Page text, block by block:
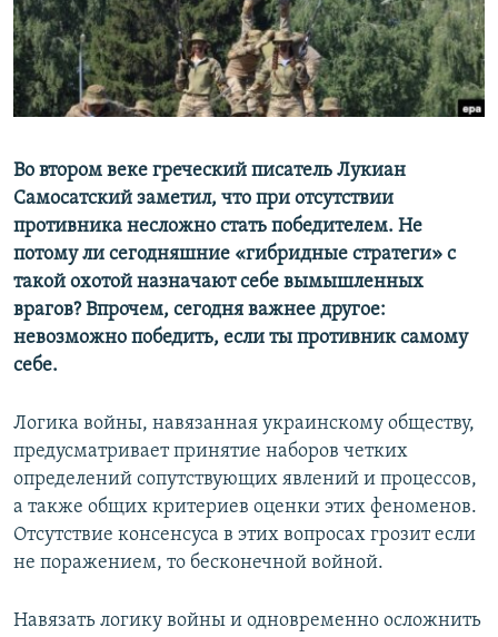
ПОБЕДИТЕЛЕЙ НЕ СУДЯТ?
КРЫМ.НЕПОКОРЕННЫЙ
ELIFBE
ПРИСОЕДИНЯЙТЕСЬ!
Все сайты RFE/RL
Во втором веке греческий писатель Лукиан
Самосатский заметил, что при отсутствии
противника несложно стать победителем. Не
потому ли сегодняшние «гибридные стратеги» с
такой охотой назначают себе вымышленных
врагов? Впрочем, сегодня важнее другое:
невозможно победить, если ты противник самому
себе.
Логика войны, навязанная украинскому обществу,
предусматривает принятие наборов четких
определений сопутствующих явлений и процессов,
а также общих критериев оценки этих феноменов.
Отсутствие консенсуса в этих вопросах грозит если
не поражением, то бесконечной войной.
Навязать логику войны и одновременно осложнить